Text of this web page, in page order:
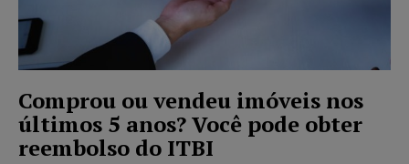
Comprou ou vendeu imóveis nos
últimos 5 anos? Você pode obter
reembolso do ITBI